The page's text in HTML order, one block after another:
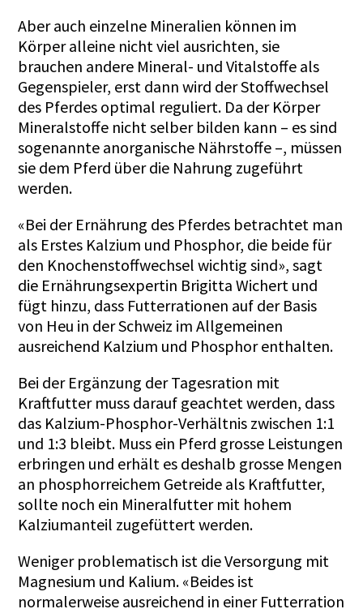
Aber auch einzelne Mineralien können im
Körper alleine nicht viel ausrichten, sie
brauchen andere Mineral- und Vitalstoffe als
Gegenspieler, erst dann wird der Stoffwechsel
des Pferdes optimal reguliert. Da der Körper
Mineralstoffe nicht selber bilden kann – es sind
sogenannte anorganische Nährstoffe –, müssen
sie dem Pferd über die Nahrung zugeführt
werden.
«Bei der Ernährung des Pferdes betrachtet man
als Erstes Kalzium und Phosphor, die beide für
den Knochenstoffwechsel wichtig sind», sagt
die Ernährungsexpertin Brigitta Wichert und
fügt hinzu, dass Futterrationen auf der Basis
von Heu in der Schweiz im Allgemeinen
ausreichend Kalzium und Phosphor enthalten.
Bei der Ergänzung der Tagesration mit
Kraftfutter muss darauf geachtet werden, dass
das Kalzium-Phosphor-Verhältnis zwischen 1:1
und 1:3 bleibt. Muss ein Pferd grosse Leistungen
erbringen und erhält es deshalb grosse Mengen
an phosphorreichem Getreide als Kraftfutter,
sollte noch ein Mineralfutter mit hohem
Kalziumanteil zugefüttert werden.
Weniger problematisch ist die Versorgung mit
Magnesium und Kalium. «Beides ist
normalerweise ausreichend in einer Futterration